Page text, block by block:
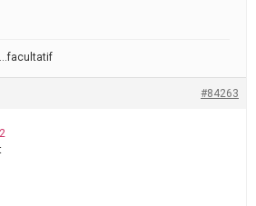
#84263